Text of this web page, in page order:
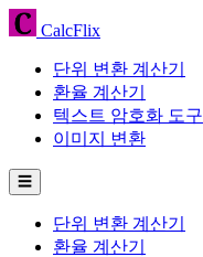
CalcFlix
단위 변환 계산기
환율 계산기
텍스트 암호화 도구
이미지 변환
☰
단위 변환 계산기
환율 계산기